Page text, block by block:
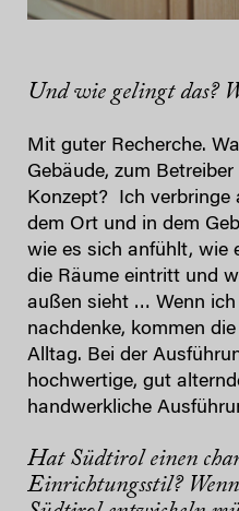
Und wie gelingt das?
Mit guter Recherche.
Gebäude, zum
Konzept? Ich verbringe
dem Ort und in dem
wie es sich anfühlt, wie
die Räume eintritt und
außen sieht … Wenn
nachdenke, kommen
Alltag. Bei der
hochwertige, gut
handwerkliche
Hat Südtirol einen
Einrichtungsstil?